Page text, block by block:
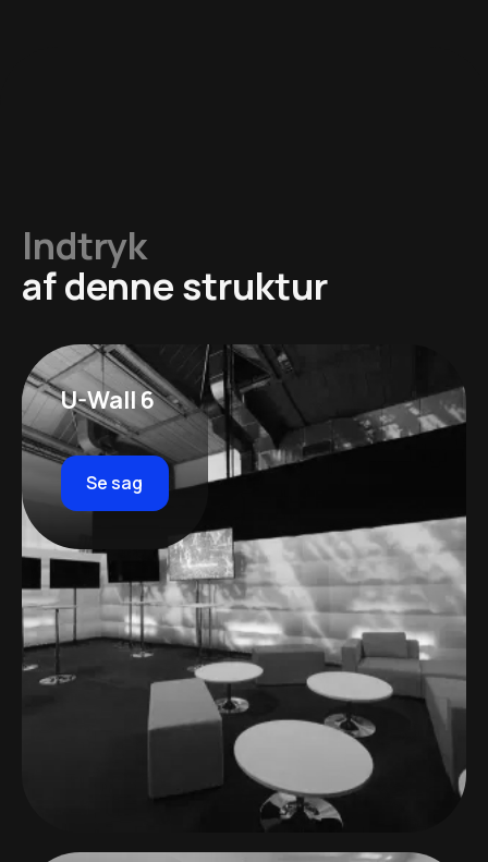
Indtryk
af denne struktur
U-Wall 6
Se sag